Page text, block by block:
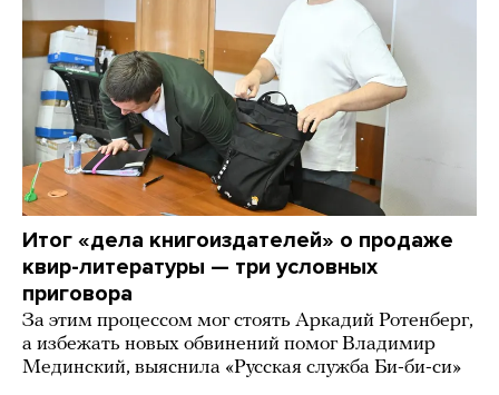
Итог «дела книгоиздателей» о продаже
квир-литературы — три условных
приговора
За этим процессом мог стоять Аркадий Ротенберг,
а избежать новых обвинений помог Владимир
Мединский, выяснила «Русская служба Би-би-си»